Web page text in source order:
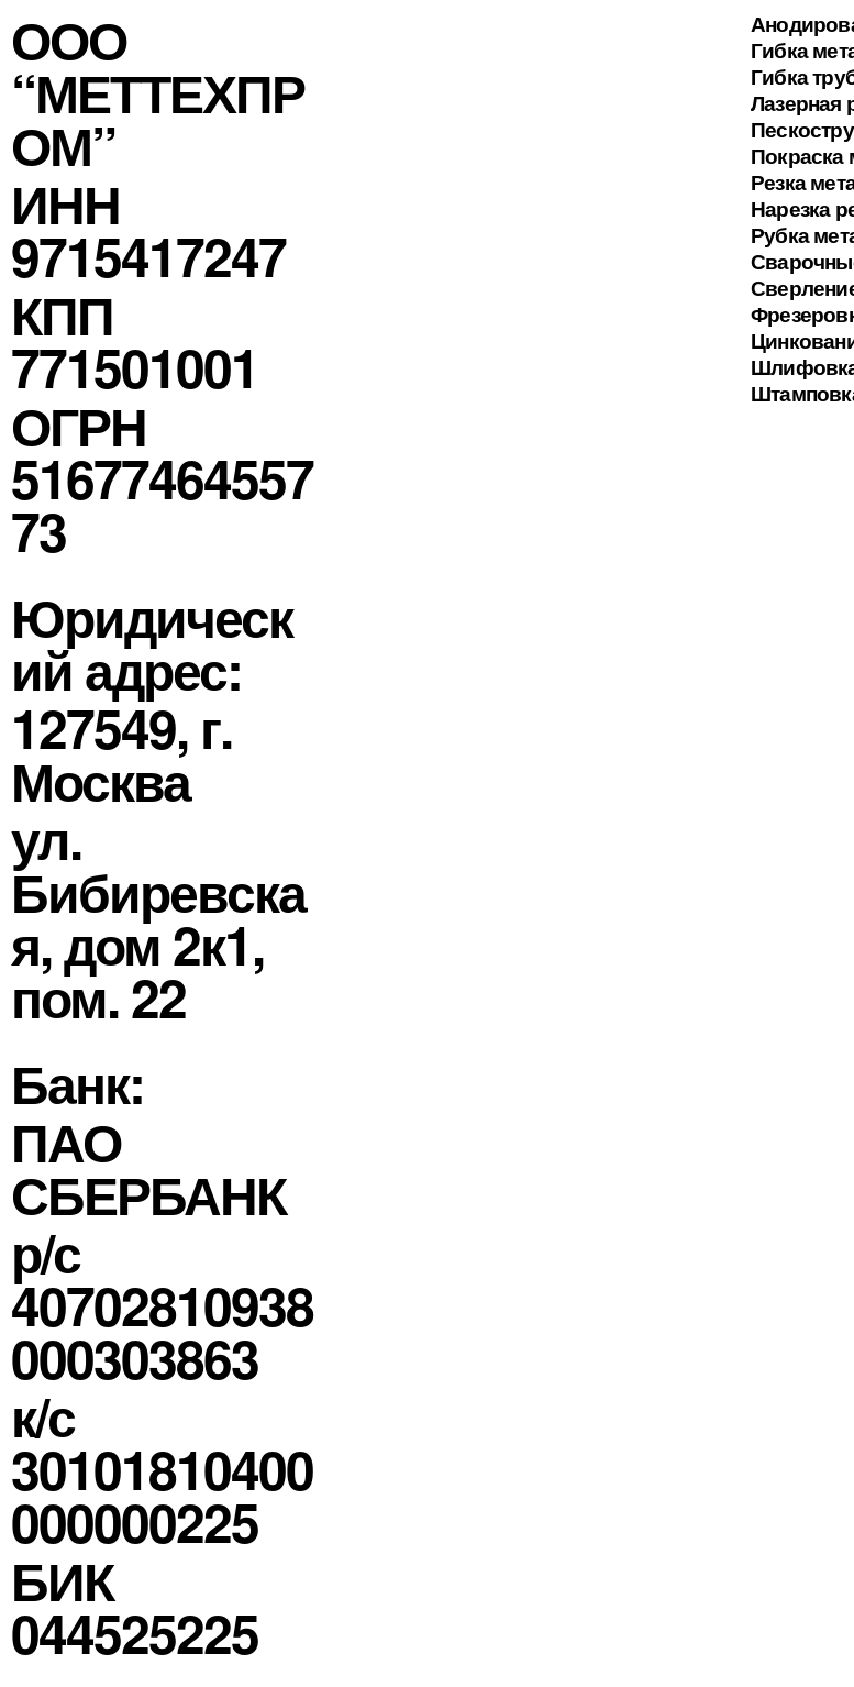
ООО
“МЕТТЕХПР
ОМ”
ИНН
9715417247
КПП
771501001
ОГРН
51677464557
73
Юридическ
ий адрес:
127549, г.
Москва
ул.
Бибиревска
я, дом 2к1,
пом. 22
Банк:
ПАО
СБЕРБАНК
р/с
40702810938
000303863
к/с
30101810400
000000225
БИК
044525225
Гибка
Гибка
Лазерная
Покраска
Резка
Нарезка
Рубка